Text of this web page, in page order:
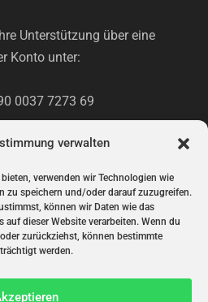
verwalten
verwenden wir Technologien wie
zu speichern und/oder darauf zuzugreifen.
können wir Daten wie das
auf dieser Website verarbeiten. Wenn du
zurückziehst, können bestimmte
werden.
Unterstützung über eine
Konto unter:
0037 7273 69
PAYPAL